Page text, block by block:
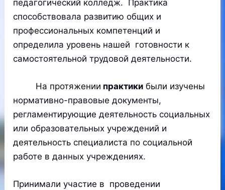
педагогический колледж. Практика
способствовала развитию общих и
профессиональных компетенций и
определила уровень нашей готовности к
самостоятельной трудовой деятельности.
На протяжении практики были изучены
нормативно-правовые документы,
регламентирующие деятельность социальных
или образовательных учреждений и
деятельность специалиста по социальной
работе в данных учреждениях.
Принимали участие в проведении